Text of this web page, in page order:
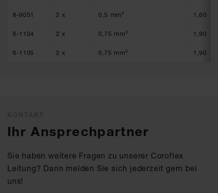
8-9051 2 x 0,5 mm² 1,60
6-1104 2 x 0,75 mm² 1,90
6-1105 2 x 0,75 mm² 1,90
Ihr Ansprechpartner
Sie haben weitere Fragen zu unserer Coroflex
Leitung? Dann melden Sie sich jederzeit gern bei
uns!